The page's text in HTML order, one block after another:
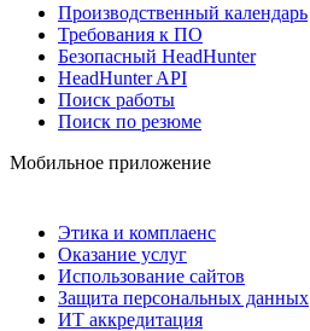
Производственный календарь
Требования к ПО
Безопасный HeadHunter
HeadHunter API
Поиск работы
Поиск по резюме
Мобильное приложение
Этика и комплаенс
Оказание услуг
Использование сайтов
Защита персональных данных
ИТ аккредитация